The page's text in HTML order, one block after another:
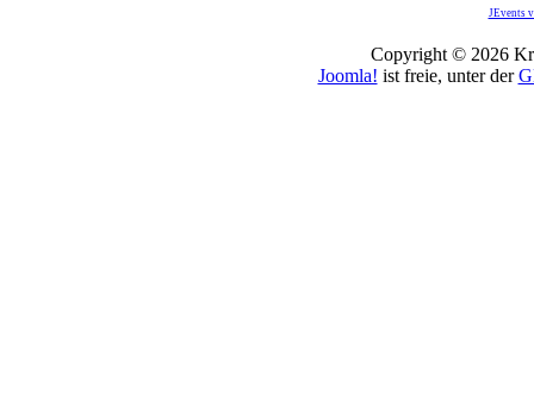
JEvents
Copyright © 2026
Joomla! ist freie, unter der